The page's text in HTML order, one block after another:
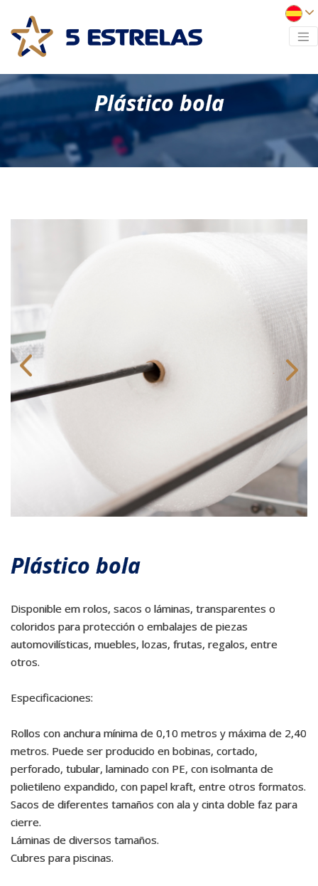
Plástico bola
Plástico bola
Disponible em rolos, sacos o láminas, transparentes o
coloridos para protección o embalajes de piezas
automovilísticas, muebles, lozas, frutas, regalos, entre
otros.
Especificaciones:
Rollos con anchura mínima de 0,10 metros y máxima de 2,40
metros. Puede ser producido en bobinas, cortado,
perforado, tubular, laminado con PE, con isolmanta de
polietileno expandido, con papel kraft, entre otros formatos.
Sacos de diferentes tamaños con ala y cinta doble faz para
cierre.
Láminas de diversos tamaños.
Cubres para piscinas.